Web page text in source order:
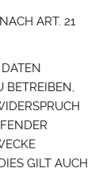
ART. 21
BETREIBEN,
GILT AUCH